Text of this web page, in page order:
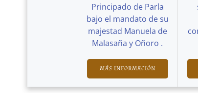
Principado de Parla
bajo el mandato de su
majestad Manuela de
Malasaña y Oñoro .
MÁS INFORMACIÓN